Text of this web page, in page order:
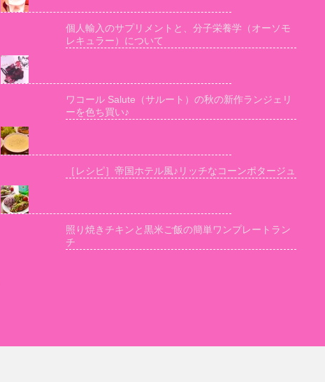
個人輸入のサプリメントと、分子栄養学（オーソモ
レキュラー）について
ワコール Salute（サルート）の秋の新作ランジェリ
ーを色ち買い♪
［レシピ］帝国ホテル風♪リッチなコーンポタージュ
照り焼きチキンと黒米ご飯の簡単ワンプレートラン
チ